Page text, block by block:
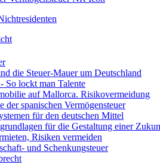
die Steuer-Mauer um Deutschland
So lockt man Talente
auf Mallorca. Risikovermeidung
der spanischen Vermögensteuer
für den deutschen Mittel
für die Gestaltung einer
Risiken vermeiden
und Schenkungsteuer